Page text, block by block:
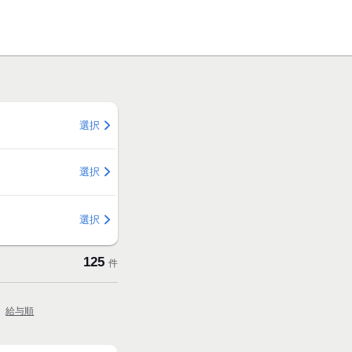
選択
選択
選択
125 件
給与順